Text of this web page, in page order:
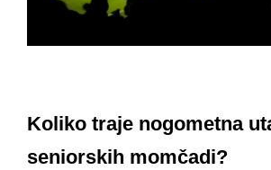
Koliko traje nogometna
seniorskih momčadi?